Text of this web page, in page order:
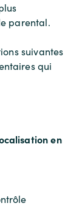
parental.
suivantes
qui
en